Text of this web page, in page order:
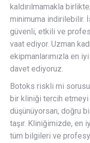
kaldırılmamakla
minimuma indirilebilir.
güvenli, etkili ve
vaat ediyor. Uzman
ekipmanlarımızla en
davet ediyoruz.
Botoks riskli mi
bir kliniği tercih etmeyi
düşünüyorsan, doğru
taşır. Kliniğimizde, en
tüm bilgileri ve